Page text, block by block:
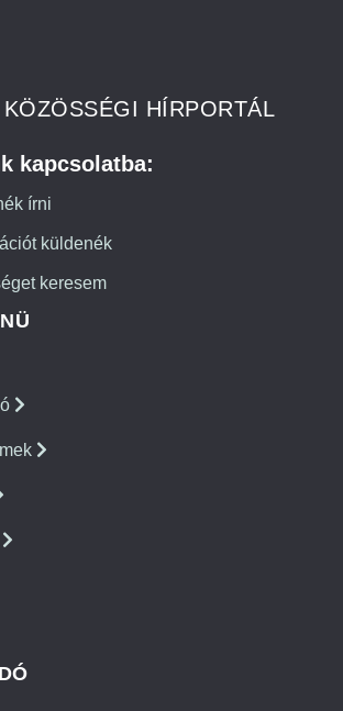
HÍRPORTÁL
kapcsolatba:
írni
küldenék
keresem